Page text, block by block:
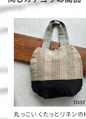
丸っこい くたっとリネンの